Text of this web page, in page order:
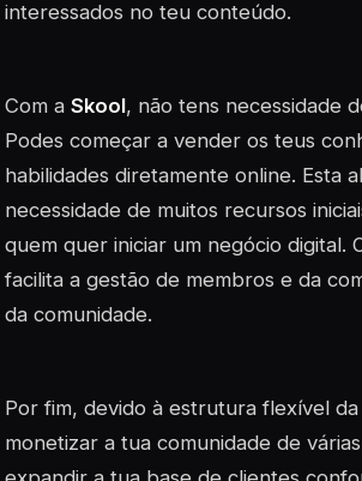
interessados no teu conteúdo.
Com a Skool, não tens necessidade
Podes começar a vender os teus
habilidades diretamente online. Esta
necessidade de muitos recursos
quem quer iniciar um negócio digital.
facilita a gestão de membros e da
da comunidade.
Por fim, devido à estrutura flexível da
monetizar a tua comunidade de